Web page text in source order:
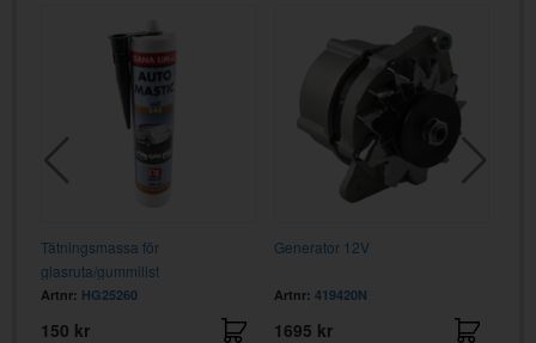
Tätningsmassa för
glasruta/gummilist
Artnr: HG25260
150 kr
Generator 12V
Artnr: 419420N
1695 kr